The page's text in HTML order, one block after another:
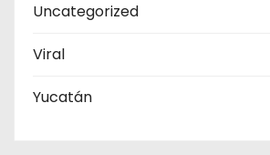
Uncategorized
Viral
Yucatán